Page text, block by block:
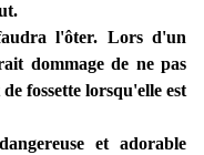
l'ôter. Lors d'un
dommage de ne pas
fossette lorsqu'elle est
et adorable